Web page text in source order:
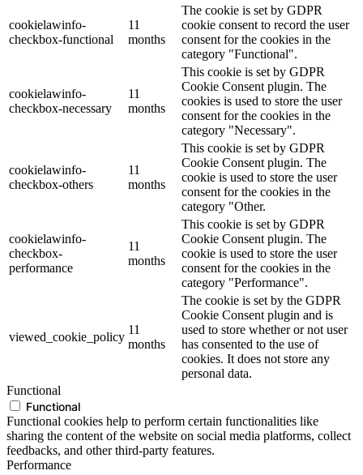
cookielawinfo-
checkbox-functional
11
months
The cookie is set by GDPR
cookie consent to record the user
consent for the cookies in the
category "Functional".
cookielawinfo-
checkbox-necessary
11
months
This cookie is set by GDPR
Cookie Consent plugin. The
cookies is used to store the user
consent for the cookies in the
category "Necessary".
cookielawinfo-
checkbox-others
11
months
This cookie is set by GDPR
Cookie Consent plugin. The
cookie is used to store the user
consent for the cookies in the
category "Other.
cookielawinfo-
checkbox-
performance
11
months
This cookie is set by GDPR
Cookie Consent plugin. The
cookie is used to store the user
consent for the cookies in the
category "Performance".
viewed_cookie_policy
11
months
The cookie is set by the GDPR
Cookie Consent plugin and is
used to store whether or not user
has consented to the use of
cookies. It does not store any
personal data.
Functional
Functional
Functional cookies help to perform certain functionalities like
sharing the content of the website on social media platforms, collect
feedbacks, and other third-party features.
Performance